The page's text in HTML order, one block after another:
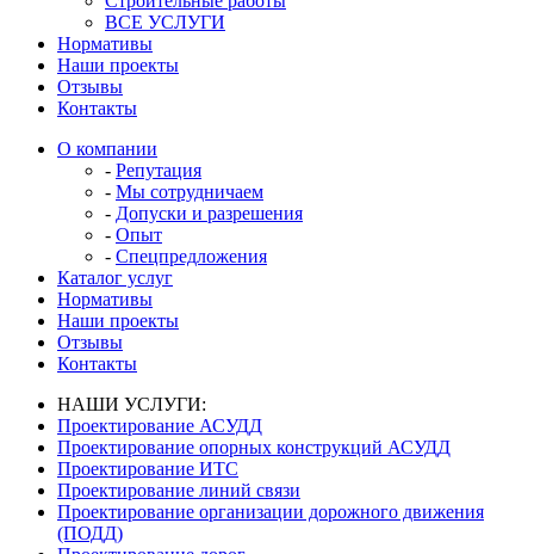
ВСЕ УСЛУГИ
Нормативы
Наши проекты
Отзывы
Контакты
О компании
- Репутация
- Мы сотрудничаем
- Допуски и разрешения
- Опыт
- Спецпредложения
Каталог услуг
Нормативы
Наши проекты
Отзывы
Контакты
НАШИ УСЛУГИ:
Проектирование АСУДД
Проектирование опорных конструкций АСУДД
Проектирование ИТС
Проектирование линий связи
Проектирование организации дорожного движения
(ПОДД)